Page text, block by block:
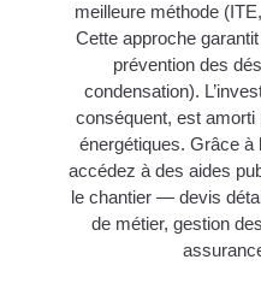
meilleure méthode
Cette approche
prévention des
condensation).
conséquent, est
énergétiques. Grâce
accédez à des aides
le chantier — devis
de métier, gestion